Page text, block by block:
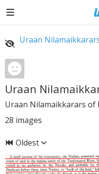
Uraan
Uraan
Uraan Nilamaikkarars of
28 images
Oldest